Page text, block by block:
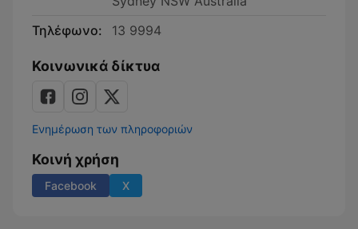
Τηλέφωνο:
13 9994
Κοινωνικά δίκτυα
Ενημέρωση των πληροφοριών
Κοινή χρήση
Facebook X